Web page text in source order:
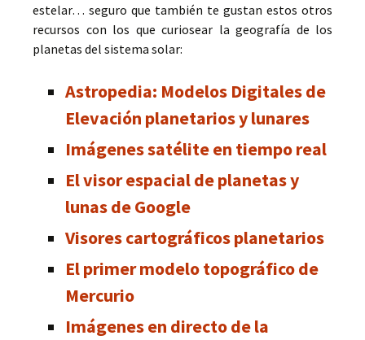
estelar… seguro que también te gustan estos otros
recursos con los que curiosear la geografía de los
planetas del sistema solar:
Astropedia: Modelos Digitales de
Elevación planetarios y lunares
Imágenes satélite en tiempo real
El visor espacial de planetas y
lunas de Google
Visores cartográficos planetarios
El primer modelo topográfico de
Mercurio
Imágenes en directo de la